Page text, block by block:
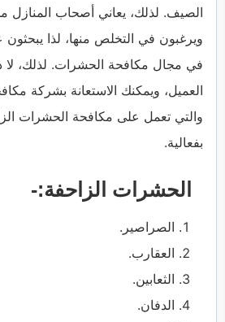
الصيف. لذلك، يعاني أصحاب
ويرغبون في التخلص منها، لذا
في مجال مكافحة الحشرات. لذلك، لا
العميل، ويمكنك الاستعانة بشركة
والتي تعمل على مكافحة الحشرات
بفعالية.
الحشرات الزاحفة:-
الصراصير.
العقارب.
الثعابين.
الدفان.